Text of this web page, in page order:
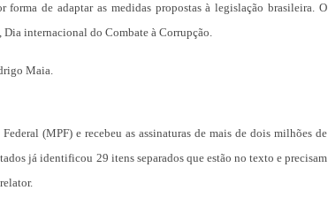
de adaptar as medidas propostas à legislação brasileira. O
Dia internacional do Combate à Corrupção.
Maia.
(MPF) e recebeu as assinaturas de mais de dois milhões de
já identificou 29 itens separados que estão no texto e precisam